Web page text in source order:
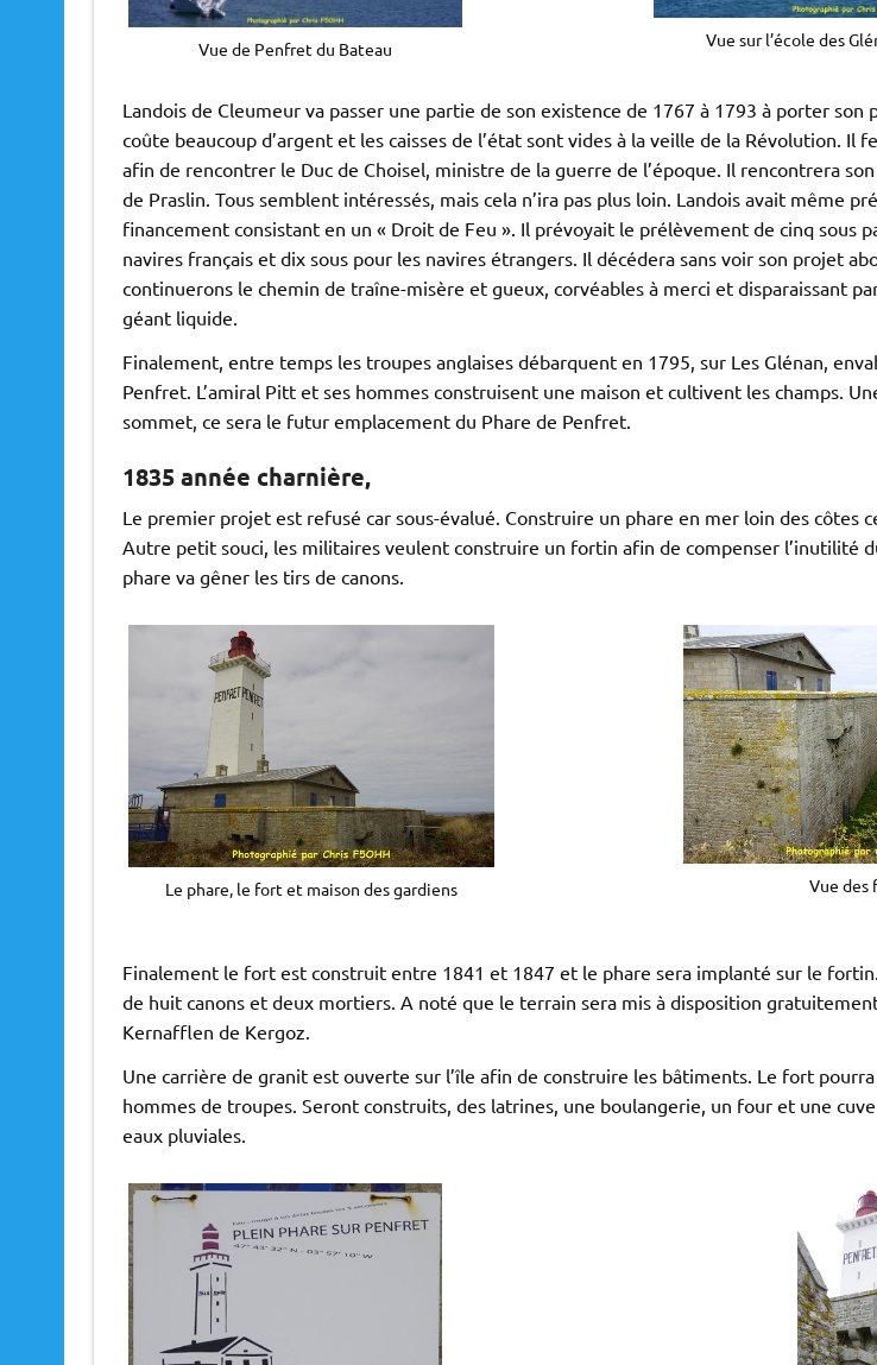
Vue de Penfret du Bateau Vue sur l’école des
Landois de Cleumeur va passer une partie de son existence de 1767 à 1793 à porter son
coûte beaucoup d’argent et les caisses de l’état sont vides à la veille de la Révolution. Il
afin de rencontrer le Duc de Choisel, ministre de la guerre de l’époque. Il rencontrera son
de Praslin. Tous semblent intéressés, mais cela n’ira pas plus loin. Landois avait même
financement consistant en un « Droit de Feu ». Il prévoyait le prélèvement de cinq sous
navires français et dix sous pour les navires étrangers. Il décédera sans voir son projet
continuerons le chemin de traîne-misère et gueux, corvéables à merci et disparaissant
géant liquide.
Finalement, entre temps les troupes anglaises débarquent en 1795, sur Les Glénan,
Penfret. L’amiral Pitt et ses hommes construisent une maison et cultivent les champs.
sommet, ce sera le futur emplacement du Phare de Penfret.
1835 année charnière,
Le premier projet est refusé car sous-évalué. Construire un phare en mer loin des côtes
Autre petit souci, les militaires veulent construire un fortin afin de compenser l’inutilité
phare va gêner les tirs de canons.
Le phare, le fort et maison des gardiens Vue des
Finalement le fort est construit entre 1841 et 1847 et le phare sera implanté sur le
de huit canons et deux mortiers. A noté que le terrain sera mis à disposition
Kernafflen de Kergoz.
Une carrière de granit est ouverte sur l’île afin de construire les bâtiments. Le fort
hommes de troupes. Seront construits, des latrines, une boulangerie, un four et une
eaux pluviales.